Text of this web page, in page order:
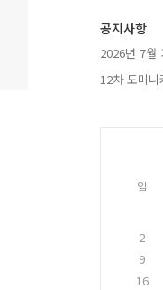
과
기
글
공지사항
2026년 7월
12차 도미니
일
2
9
16